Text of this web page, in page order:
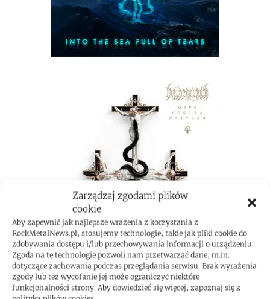
Zarządzaj zgodami plików
cookie
Aby zapewnić jak najlepsze wrażenia z korzystania z
RockMetalNews.pl, stosujemy technologie, takie jak pliki cookie do
zdobywania dostępu i/lub przechowywania informacji o urządzeniu.
Zgoda na te technologie pozwoli nam przetwarzać dane, m.in.
dotyczące zachowania podczas przeglądania serwisu. Brak wyrażenia
zgody lub też wycofanie jej może ograniczyć niektóre
funkcjonalności strony. Aby dowiedzieć się więcej, zapoznaj się z